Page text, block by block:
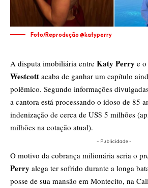
Foto/Reprodução @katyperry
​A disputa imobiliária entre Katy Perry e
Westcott acaba de ganhar um capítulo
polêmico. Segundo informações
a cantora está processando o idoso de 85
indenização de cerca de US$ 5 milhões
milhões na cotação atual).
- Publicidade -
​O motivo da cobrança milionária seria o
Perry alega ter sofrido durante a longa
posse de sua mansão em Montecito, na